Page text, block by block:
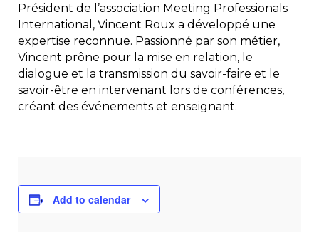
Président de l’association Meeting Professionals
International, Vincent Roux a développé une
expertise reconnue. Passionné par son métier,
Vincent prône pour la mise en relation, le
dialogue et la transmission du savoir-faire et le
savoir-être en intervenant lors de conférences,
créant des événements et enseignant.
Add to calendar